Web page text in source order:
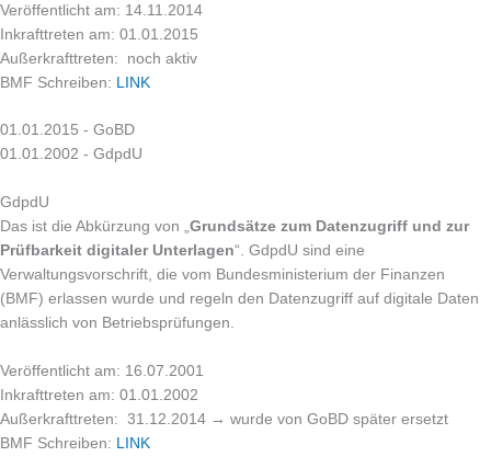
Veröffentlicht am: 14.11.2014
Inkrafttreten am: 01.01.2015
Außerkrafttreten: noch aktiv
BMF Schreiben: LINK
01.01.2015 - GoBD
01.01.2002 - GdpdU
GdpdU
Das ist die Abkürzung von „Grundsätze zum Datenzugriff und zur
Prüfbarkeit digitaler Unterlagen“. GdpdU sind eine
Verwaltungsvorschrift, die vom Bundesministerium der Finanzen
(BMF) erlassen wurde und regeln den Datenzugriff auf digitale Daten
anlässlich von Betriebsprüfungen.
Veröffentlicht am: 16.07.2001
Inkrafttreten am: 01.01.2002
Außerkrafttreten: 31.12.2014 → wurde von GoBD später ersetzt
BMF Schreiben: LINK